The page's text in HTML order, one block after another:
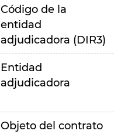
Código de la
entidad
adjudicadora (DIR3)
Entidad
adjudicadora
Objeto del contrato